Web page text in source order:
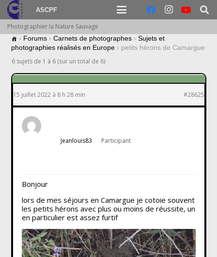
ASCPF
Photographier la Nature Sauvage
› Forums › Carnets de photographes › Sujets et
photographies réalisés en Europe › petits hérons de Camargue
6 sujets de 1 à 6 (sur un total de 6)
15 juillet 2022 à 8 h 28 min #28625
Jeanlouis83 Participant
Bonjour
lors de mes séjours en Camargue je cotoie souvent
les petits hérons avec plus ou moins de réussite, un
en particulier est assez furtif